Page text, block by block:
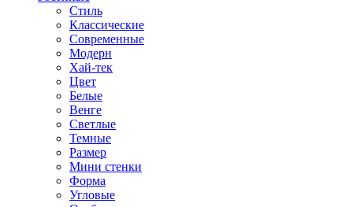
Стиль
Классические
Современные
Модерн
Хай-тек
Цвет
Белые
Венге
Светлые
Темные
Размер
Мини стенки
Форма
Угловые